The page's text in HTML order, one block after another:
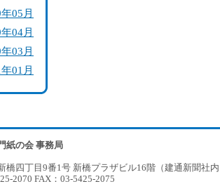
05月
04月
03月
01月
紙の会 事務局
橋四丁目9番1号 新橋プラザビル16階（建通新聞社
2070 FAX：03-5425-2075